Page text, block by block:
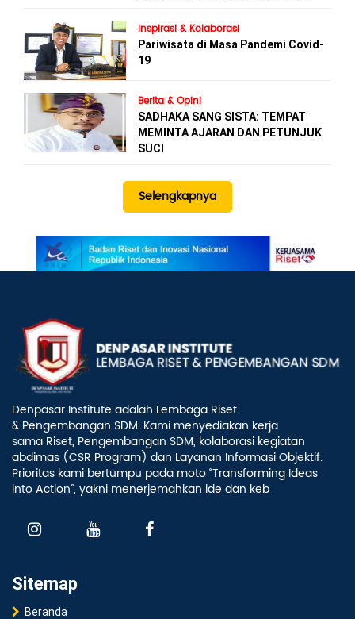
Inspirasi & Kolaborasi
Pariwisata di Masa Pandemi Covid-
19
Berita & Opini
SADHAKA SANG SISTA: TEMPAT
MEMINTA AJARAN DAN PETUNJUK
SUCI
Selengkapnya
Denpasar Institute adalah Lembaga Riset
& Pengembangan SDM. Kami menyediakan kerja
sama Riset, Pengembangan SDM, kolaborasi kegiatan
abdimas (CSR Program) dan Layanan Informasi Objektif.
Prioritas kami bertumpu pada moto “Transforming Ideas
into Action”, yakni menerjemahkan ide dan keb
Sitemap
Beranda